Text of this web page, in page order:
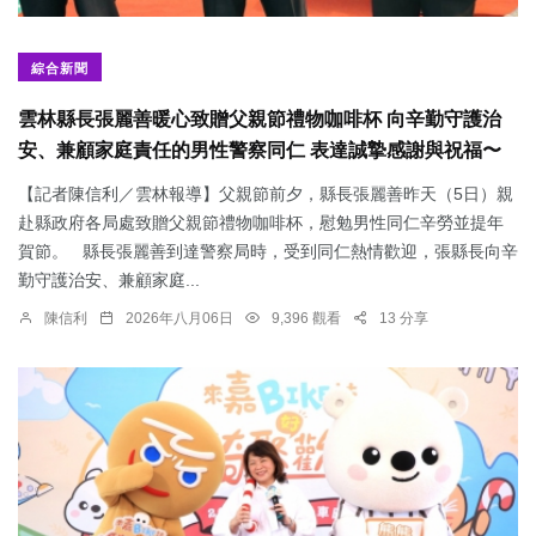
綜合新聞
雲林縣長張麗善暖心致贈父親節禮物咖啡杯 向辛勤守護治
安、兼顧家庭責任的男性警察同仁 表達誠摯感謝與祝福〜
【記者陳信利／雲林報導】父親節前夕，縣長張麗善昨天（5日）親
赴縣政府各局處致贈父親節禮物咖啡杯，慰勉男性同仁辛勞並提年
賀節。 縣長張麗善到達警察局時，受到同仁熱情歡迎，張縣長向辛
勤守護治安、兼顧家庭...
陳信利 2026年八月06日 9,396 觀看 13 分享